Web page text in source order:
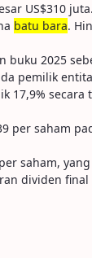
US$310
batu bara.
2025
pemilik
17,9%
saham
saham,
dividen